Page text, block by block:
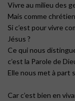
Vivre au milieu des
Mais comme
Si c’est pour vivre
Jésus ?
Ce qui nous
c’est la Parole de
Elle nous met à part
Car c’est bien en